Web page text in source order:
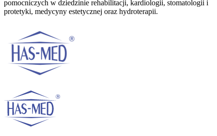
pomocniczych w dziedzinie rehabilitacji, kardiologii, stomatologii i
protetyki, medycyny estetycznej oraz hydroterapii.